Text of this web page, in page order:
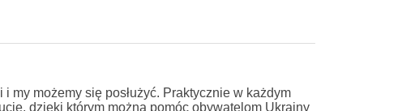
my możemy się posłużyć. Praktycznie w każdym
dzięki którym można pomóc obywatelom Ukrainy